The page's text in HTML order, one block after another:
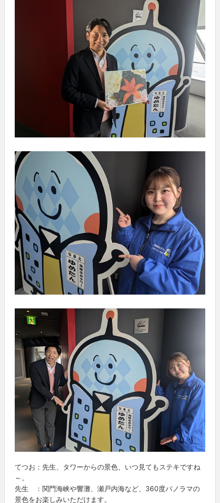
てつお：先生、タワーからの景色、いつ見てもステキですね
～。
先生 ：関門海峡や響灘、瀬戸内海など、360度パノラマの
景色をお楽しみいただけます。